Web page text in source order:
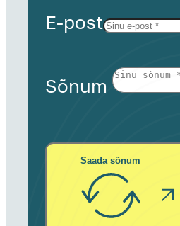
E-post
Sõnum
Saada sõnum